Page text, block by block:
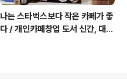
나는 스타벅스보다 작은 카페가 좋
다 / 개인카페창업 도서 신간, 대전